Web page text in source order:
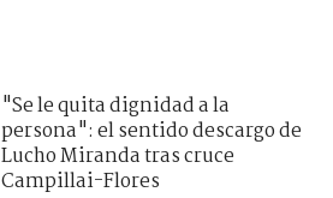
"Se le quita dignidad a la
persona": el sentido descargo de
Lucho Miranda tras cruce
Campillai-Flores